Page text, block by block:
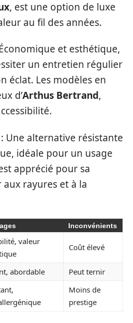
, est une option de luxe
au fil des années.
et esthétique,
un entretien régulier
éclat. Les modèles en
d’Arthus Bertrand,
: Une alternative résistante
idéale pour un usage
apprécié pour sa
aux rayures et à la
Inconvénients
valeur
Coût élevé
abordable
Peut ternir
Moins de
prestige